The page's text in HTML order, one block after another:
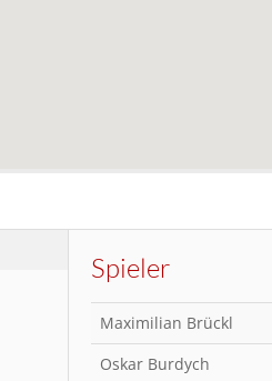
Spieler
Maximilian Brückl
Oskar Burdych